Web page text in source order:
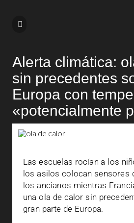
Alerta climática:
sin precedentes
Europa con
«potencialmente
Las escuelas rocían a los
los asilos colocan sensores
los ancianos mientras
una ola de calor sin
gran parte de Europa.